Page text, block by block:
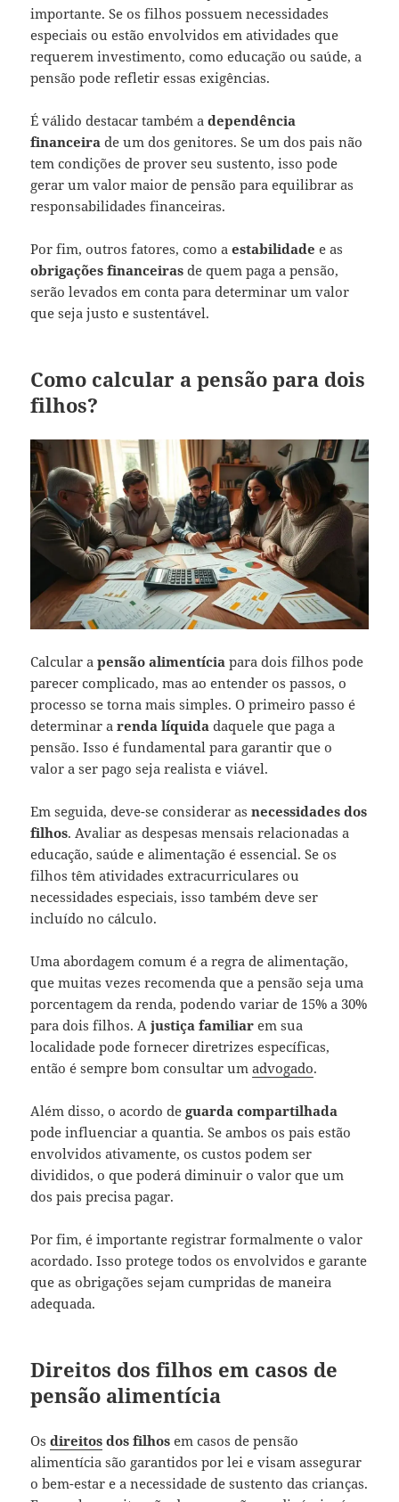
importante. Se os filhos possuem necessidades
especiais ou estão envolvidos em atividades que
requerem investimento, como educação ou saúde, a
pensão pode refletir essas exigências.
É válido destacar também adependência
financeira de um dos genitores. Se um dos pais não
tem condições de prover seu sustento, isso pode
gerar um valor maior de pensão para equilibrar as
responsabilidades financeiras.
Por fim, outros fatores, como aestabilidade e as
obrigações financeiras de quem paga a pensão,
serão levados em conta para determinar um valor
que seja justo e sustentável.
Como calcular a pensão para dois
filhos?
Calcular apensão alimentícia para dois filhos pode
parecer complicado, mas ao entender os passos, o
processo se torna mais simples. O primeiro passo é
determinar arenda líquida daquele que paga a
pensão. Isso é fundamental para garantir que o
valor a ser pago seja realista e viável.
Em seguida, deve-se considerar asnecessidades dos
filhos. Avaliar as despesas mensais relacionadas a
educação, saúde e alimentação é essencial. Se os
filhos têm atividades extracurriculares ou
necessidades especiais, isso também deve ser
incluído no cálculo.
Uma abordagem comum é a regra de alimentação,
que muitas vezes recomenda que a pensão seja uma
porcentagem da renda, podendo variar de 15% a 30%
para dois filhos. Ajustiça familiar em sua
localidade pode fornecer diretrizes específicas,
então é sempre bom consultar umadvogado.
Além disso, o acordo deguarda compartilhada
pode influenciar a quantia. Se ambos os pais estão
envolvidos ativamente, os custos podem ser
divididos, o que poderá diminuir o valor que um
dos pais precisa pagar.
Por fim, é importante registrar formalmente o valor
acordado. Isso protege todos os envolvidos e garante
que as obrigações sejam cumpridas de maneira
adequada.
Direitos dos filhos em casos de
pensão alimentícia
Osdireitos dos filhos em casos de pensão
alimentícia são garantidos por lei e visam assegurar
o bem-estar e a necessidade de sustento das crianças.